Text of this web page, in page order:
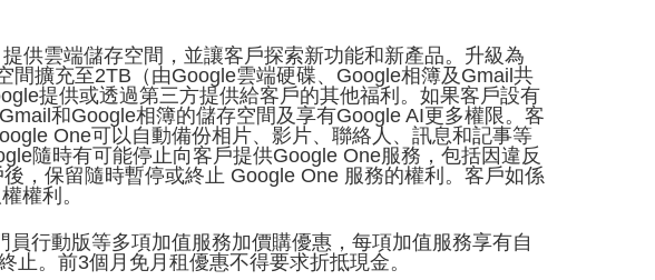
供雲端儲存空間，並讓客戶探索新功能和新產品。升級為
擴充至2TB（由Google雲端硬碟、Google相簿及Gmail共
提供或透過第三方提供給客戶的其他福利。如果客戶設有
和Google相簿的儲存空間及享有Google AI更多權限。客
One可以自動備份相片、影片、聯絡人、訊息和記事等
隨時有可能停止向客戶提供Google One服務，包括因違反
，保留隨時暫停或終止 Google One 服務的權利。客戶如係
權利。
行動版等多項加值服務加價購優惠，每項加值服務享有自
。前3個月免月租優惠不得要求折抵現金。